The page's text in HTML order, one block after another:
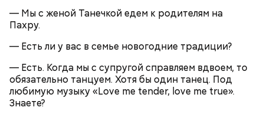
— Мы с женой Танечкой едем к родителям на
Пахру.
— Есть ли у вас в семье новогодние традиции?
— Есть. Когда мы с супругой справляем вдвоем, то
обязательно танцуем. Хотя бы один танец. Под
любимую музыку «Love me tender, love me true».
Знаете?
На Руси святителя Николая издавна считали
пристрастившихся к наркотикам. Молятся
святителю Николаю о благополучном замужестве
500 г помидоров;
масле и добавить к нему нашинкованные листья
шпината, салата, зелень петрушки, помидоры,
нарезанные небольшими дольками, и все тушить 10
минут. Листья шпината или салата можно заменить
ботвой свеклы. Полученный соус заправить солью,
уксусом, сахаром. Подать кабачки в холодном
виде, посыпать их рубленым укропом.